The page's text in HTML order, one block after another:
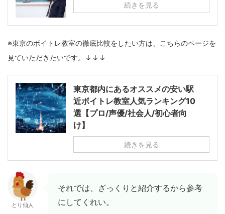
続きを見る
※東京のボイトレ教室の徹底比較をしたい方は、こちらのページを
見ていただきたいです。↓↓↓
東京都内にあるオススメの安い駅
近ボイトレ教室人気ランキング10
選【プロ/声優/社会人/初心者向
け】
続きを見る
とり仙人
それでは、ざっくりと紹介するから参考
にしてくれい。